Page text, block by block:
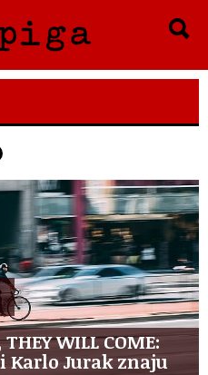
WILL COME:
Karlo Jurak znaju